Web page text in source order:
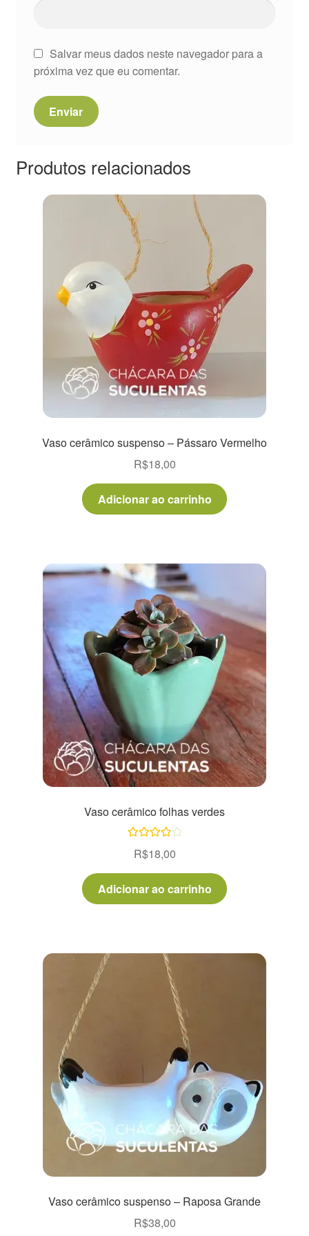
Salvar meus dados neste navegador para a
próxima vez que eu comentar.
Produtos relacionados
Vaso cerâmico suspenso – Pássaro Vermelho
R$18,00
Adicionar ao carrinho
Vaso cerâmico folhas verdes
4.00 de 5
R$18,00
Adicionar ao carrinho
Vaso cerâmico suspenso – Raposa Grande
R$38,00